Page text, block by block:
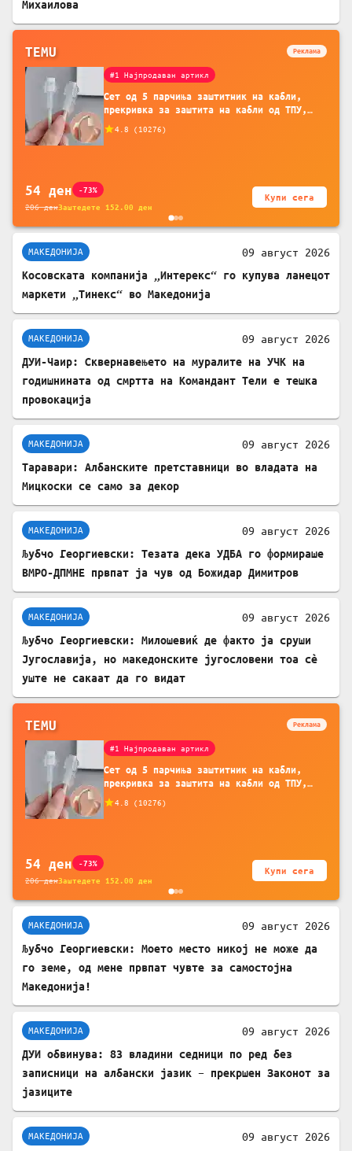
Михаилова
TEMU Реклама
#1 Најпродаван артикл
Сет од 5 парчиња заштитник на кабли,
прекривка за заштита на кабли од ТПУ,
батерија, за мобилни телефони, комплет
4.8 ( 10276)
54 ден -73%
206денЗаштедете 152.00 ден
Купи сега
МАКЕДОНИЈА 09 август 2026
Косовската компанија „Интерекс“ го купува ланецот
маркети „Тинекс“ во Македонија
МАКЕДОНИЈА 09 август 2026
ДУИ-Чаир: Сквернавењето на муралите на УЧК на
годишнината од смртта на Командант Тели е тешка
провокација
МАКЕДОНИЈА 09 август 2026
Таравари: Албанските претставници во владата на
Мицкоски се само за декор
МАКЕДОНИЈА 09 август 2026
Љубчо Георгиевски: Тезата дека УДБА го формираше
ВМРО-ДПМНЕ првпат ја чув од Божидар Димитров
МАКЕДОНИЈА 09 август 2026
Љубчо Георгиевски: Милошевиќ де факто ја сруши
Југославија, но македонските југословени тоа сè
уште не сакаат да го видат
TEMU Реклама
#1 Најпродаван артикл
Сет од 5 парчиња заштитник на кабли,
прекривка за заштита на кабли од ТПУ,
батерија, за мобилни телефони, комплет
4.8 ( 10276)
54 ден -73%
206денЗаштедете 152.00 ден
Купи сега
МАКЕДОНИЈА 09 август 2026
Љубчо Георгиевски: Моето место никој не може да
го земе, од мене првпат чувте за самостојна
Македонија!
МАКЕДОНИЈА 09 август 2026
ДУИ обвинува: 83 владини седници по ред без
записници на албански јазик – прекршен Законот за
јазиците
МАКЕДОНИЈА 09 август 2026